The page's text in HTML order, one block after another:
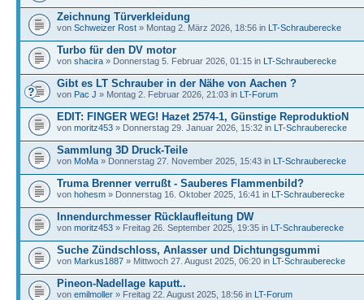
Zeichnung Türverkleidung
von Schweizer Rost » Montag 2. März 2026, 18:56 in LT-Schrauberecke
Turbo für den DV motor
von shacira » Donnerstag 5. Februar 2026, 01:15 in LT-Schrauberecke
Gibt es LT Schrauber in der Nähe von Aachen ?
von Pac J » Montag 2. Februar 2026, 21:03 in LT-Forum
EDIT: FINGER WEG! Hazet 2574-1, Günstige ReproduktioN
von moritz453 » Donnerstag 29. Januar 2026, 15:32 in LT-Schrauberecke
Sammlung 3D Druck-Teile
von MoMa » Donnerstag 27. November 2025, 15:43 in LT-Schrauberecke
Truma Brenner verrußt - Sauberes Flammenbild?
von hohesm » Donnerstag 16. Oktober 2025, 16:41 in LT-Schrauberecke
Innendurchmesser Rücklaufleitung DW
von moritz453 » Freitag 26. September 2025, 19:35 in LT-Schrauberecke
Suche Zündschloss, Anlasser und Dichtungsgummi
von Markus1887 » Mittwoch 27. August 2025, 06:20 in LT-Schrauberecke
Pineon-Nadellage kaputt..
von emilmoller » Freitag 22. August 2025, 18:56 in LT-Forum